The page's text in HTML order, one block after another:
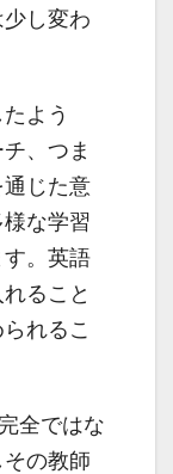
し変わ
よう
、つま
通じた意
な学習
。英語
ること
れるこ
全ではな
の教師